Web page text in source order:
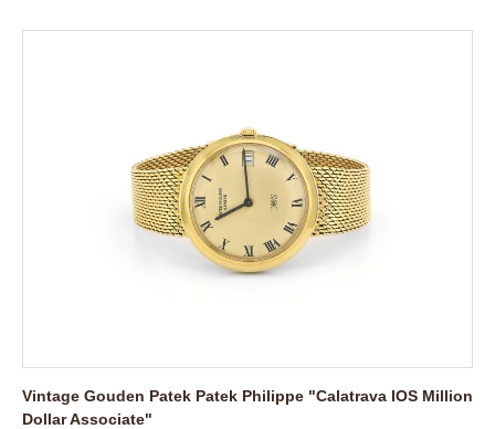
Vintage Gouden Patek Patek Philippe "Calatrava IOS Million
Dollar Associate"